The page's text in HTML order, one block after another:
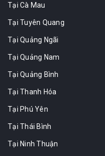
Tại Cà Mau
Tại Tuyên Quang
Tại Quảng Ngãi
Tại Quảng Nam
Tại Quảng Bình
Tại Thanh Hóa
Tại Phú Yên
Tại Thái Bình
Tại Ninh Thuận